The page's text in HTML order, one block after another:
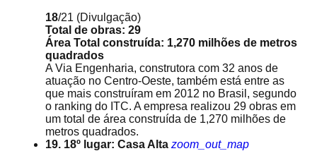
18/21 (Divulgação)
Total de obras: 29
Área Total construída: 1,270 milhões de metros
quadrados
A Via Engenharia, construtora com 32 anos de
atuação no Centro-Oeste, também está entre as
que mais construíram em 2012 no Brasil, segundo
o ranking do ITC. A empresa realizou 29 obras em
um total de área construída de 1,270 milhões de
metros quadrados.
19. 18º lugar: Casa Alta zoom_out_map